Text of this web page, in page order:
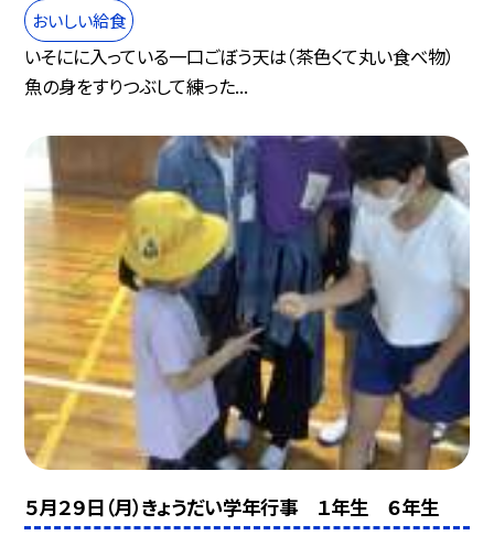
おいしい給食
いそにに入っている一口ごぼう天は（茶色くて丸い食べ物）
魚の身をすりつぶして練った...
５月２９日（月）きょうだい学年行事 １年生 ６年生